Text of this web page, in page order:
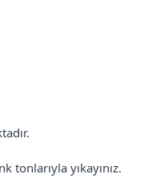
tonlarıyla yıkayınız.